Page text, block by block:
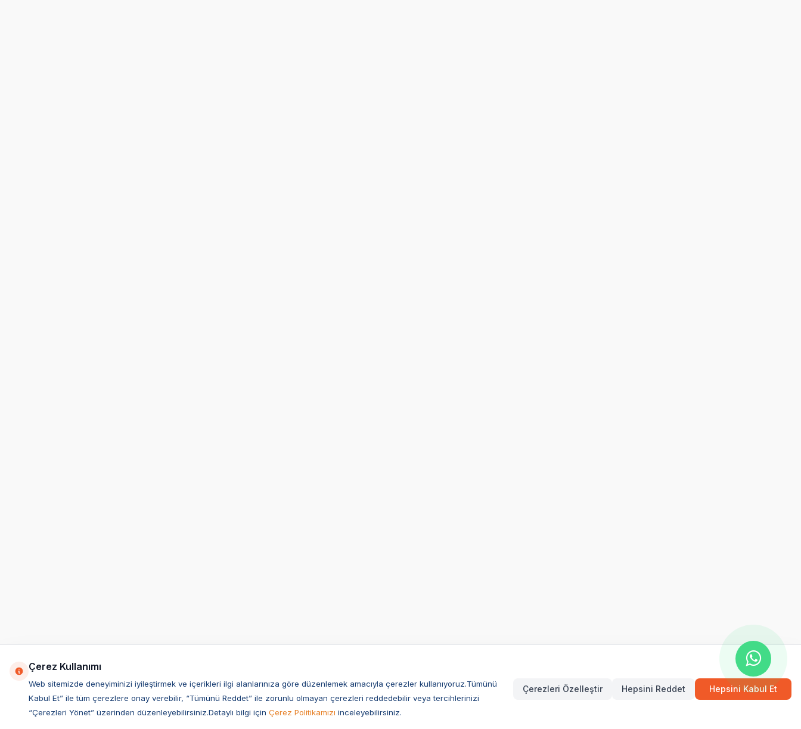
Çerez Kullanımı
Web sitemizde deneyiminizi iyileştirmek ve içerikleri ilgi alanlarınıza göre düzenlemek amacıyla çerezler kullanıyoruz.Tümünü
Kabul Et” ile tüm çerezlere onay verebilir, “Tümünü Reddet” ile zorunlu olmayan çerezleri reddedebilir veya tercihlerinizi
“Çerezleri Yönet” üzerinden düzenleyebilirsiniz.Detaylı bilgi için Çerez Politikamızı inceleyebilirsiniz.
Çerezleri Özelleştir Hepsini Reddet Hepsini Kabul Et